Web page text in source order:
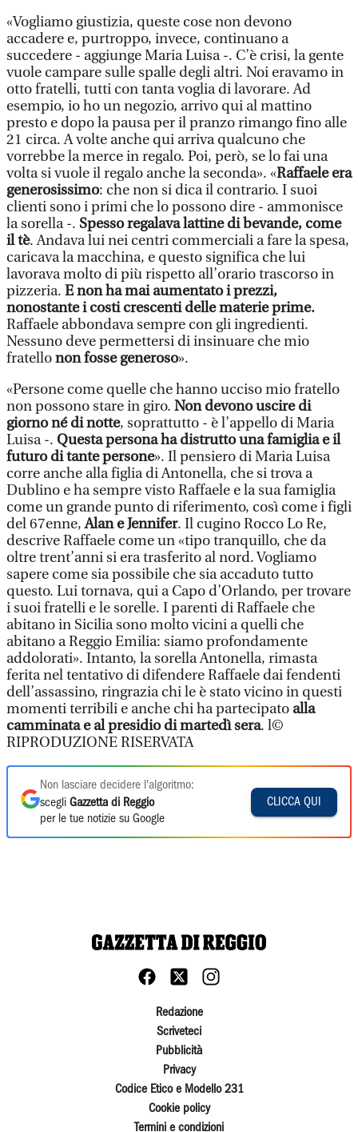
«Vogliamo giustizia, queste cose non devono
accadere e, purtroppo, invece, continuano a
succedere - aggiunge Maria Luisa -. C’è crisi, la gente
vuole campare sulle spalle degli altri. Noi eravamo in
otto fratelli, tutti con tanta voglia di lavorare. Ad
esempio, io ho un negozio, arrivo qui al mattino
presto e dopo la pausa per il pranzo rimango fino alle
21 circa. A volte anche qui arriva qualcuno che
vorrebbe la merce in regalo. Poi, però, se lo fai una
volta si vuole il regalo anche la seconda». «Raffaele era
generosissimo: che non si dica il contrario. I suoi
clienti sono i primi che lo possono dire - ammonisce
la sorella -. Spesso regalava lattine di bevande, come
il tè. Andava lui nei centri commerciali a fare la spesa,
caricava la macchina, e questo significa che lui
lavorava molto di più rispetto all’orario trascorso in
pizzeria. E non ha mai aumentato i prezzi,
nonostante i costi crescenti delle materie prime.
Raffaele abbondava sempre con gli ingredienti.
Nessuno deve permettersi di insinuare che mio
fratellonon fosse generoso».
«Persone come quelle che hanno ucciso mio fratello
non possono stare in giro. Non devono uscire di
giorno né di notte, soprattutto - è l’appello di Maria
Luisa -. Questa persona ha distrutto una famiglia e il
futuro di tante persone». Il pensiero di Maria Luisa
corre anche alla figlia di Antonella, che si trova a
Dublino e ha sempre visto Raffaele e la sua famiglia
come un grande punto di riferimento, così come i figli
del 67enne,Alan e Jennifer. Il cugino Rocco Lo Re,
descrive Raffaele come un «tipo tranquillo, che da
oltre trent’anni si era trasferito al nord. Vogliamo
sapere come sia possibile che sia accaduto tutto
questo. Lui tornava, qui a Capo d’Orlando, per trovare
i suoi fratelli e le sorelle. I parenti di Raffaele che
abitano in Sicilia sono molto vicini a quelli che
abitano a Reggio Emilia: siamo profondamente
addolorati». Intanto, la sorella Antonella, rimasta
ferita nel tentativo di difendere Raffaele dai fendenti
dell’assassino, ringrazia chi le è stato vicino in questi
momenti terribili e anche chi ha partecipato alla
camminata e al presidio di martedì sera. l©
RIPRODUZIONE RISERVATA
Non lasciare decidere l'algoritmo:
scegli Gazzetta di Reggio
per le tue notizie su Google
CLICCA QUI
Redazione
Scriveteci
Pubblicità
Privacy
Codice Etico e Modello 231
Cookie policy
Termini e condizioni